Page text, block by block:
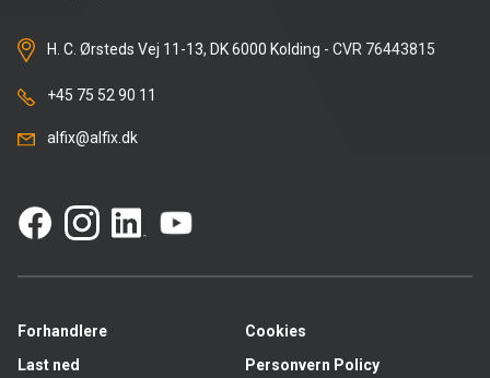
H. C. Ørsteds Vej 11-13, DK 6000 Kolding - CVR 76443815
+45 75 52 90 11
alfix@alfix.dk
Forhandlere
Last ned
Cookies
Personvern Policy